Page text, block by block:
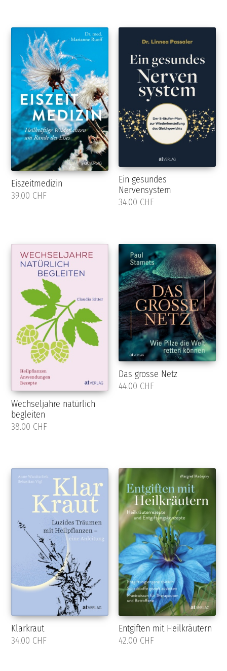
Eiszeitmedizin
39.00 CHF
Ein gesundes
Nervensystem
34.00 CHF
Wechseljahre natürlich
begleiten
38.00 CHF
Das grosse Netz
44.00 CHF
Klarkraut
34.00 CHF
Entgiften mit Heilkräutern
42.00 CHF